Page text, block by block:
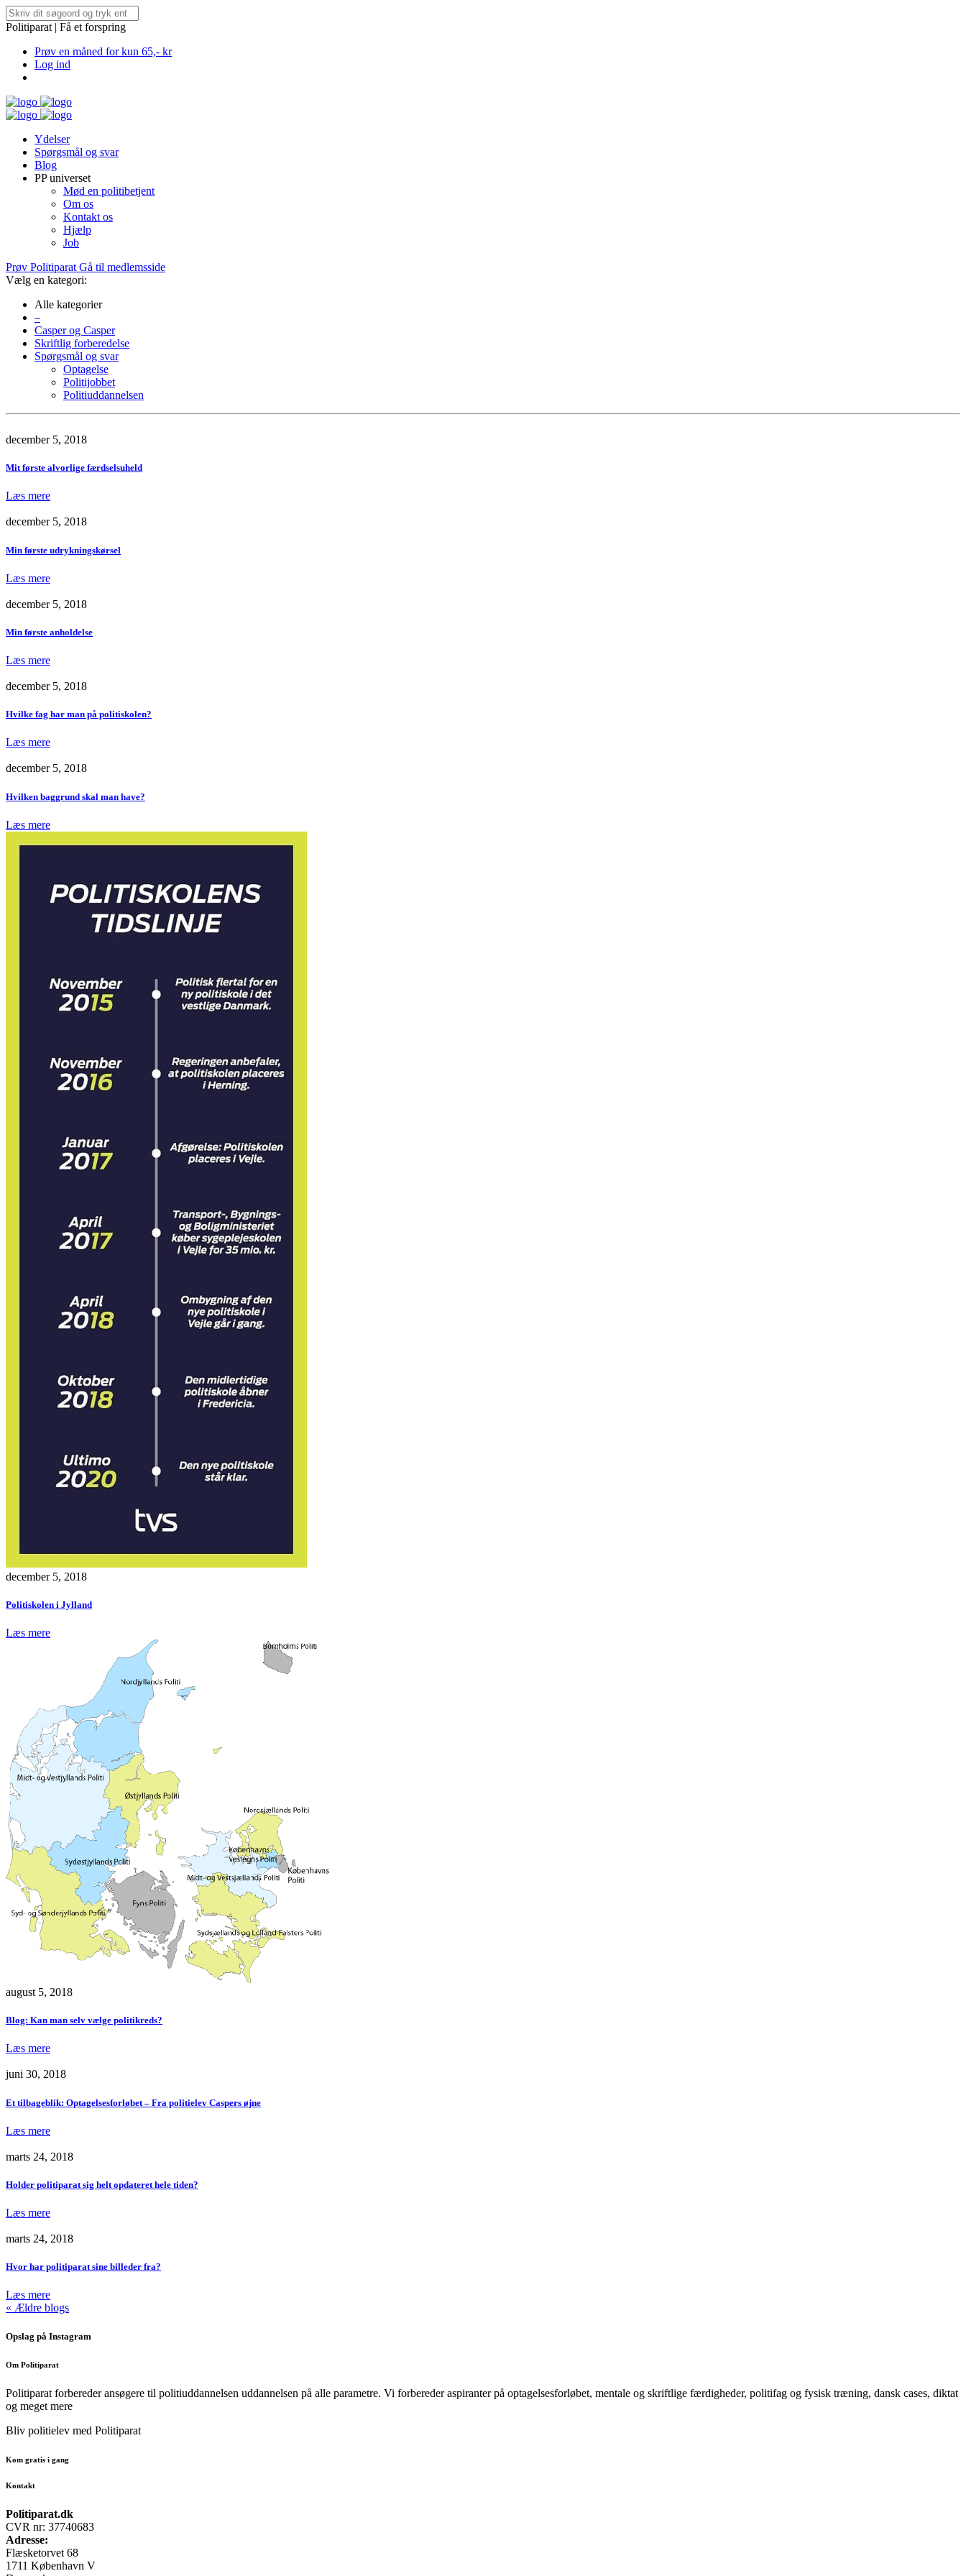
Politiparat | Få et forspring
Prøv en måned for kun 65,- kr
Log ind
Ydelser
Spørgsmål og svar
Blog
PP universet
Mød en politibetjent
Om os
Kontakt os
Hjælp
Job
Prøv Politiparat Gå til medlemsside
Vælg en kategori:
Alle kategorier
–
Casper og Casper
Skriftlig forberedelse
Spørgsmål og svar
Optagelse
Politijobbet
Politiuddannelsen
december 5, 2018
Mit første alvorlige færdselsuheld
Læs mere
december 5, 2018
Min første udrykningskørsel
Læs mere
december 5, 2018
Min første anholdelse
Læs mere
december 5, 2018
Hvilke fag har man på politiskolen?
Læs mere
december 5, 2018
Hvilken baggrund skal man have?
Læs mere
december 5, 2018
Politiskolen i Jylland
Læs mere
august 5, 2018
Blog: Kan man selv vælge politikreds?
Læs mere
juni 30, 2018
Et tilbageblik: Optagelsesforløbet – Fra politielev Caspers øjne
Læs mere
marts 24, 2018
Holder politiparat sig helt opdateret hele tiden?
Læs mere
marts 24, 2018
Hvor har politiparat sine billeder fra?
Læs mere
« Ældre blogs
Opslag på Instagram
Om Politiparat
Politiparat forbereder ansøgere til politiuddannelsen uddannelsen på alle parametre. Vi forbereder aspiranter på optagelsesforløbet, mentale og skriftlige færdigheder, politifag og fysisk træning, dansk cases, diktat
og meget mere
Bliv politielev med Politiparat
Kom gratis i gang
Kontakt
Politiparat.dk
CVR nr: 37740683
Adresse:
Flæsketorvet 68
1711 København V